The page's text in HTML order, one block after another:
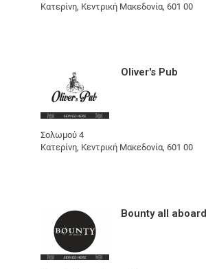
Κατερίνη, Κεντρική Μακεδονία, 601 00
Oliver's Pub
Σολωμού 4
Κατερίνη, Κεντρική Μακεδονία, 601 00
Bounty all aboard